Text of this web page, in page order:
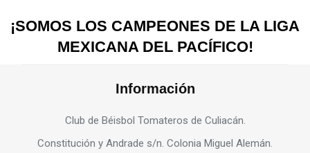
¡SOMOS LOS CAMPEONES DE LA LIGA
MEXICANA DEL PACÍFICO!
Información
Club de Béisbol Tomateros de Culiacán.
Constitución y Andrade s/n. Colonia Miguel Alemán.